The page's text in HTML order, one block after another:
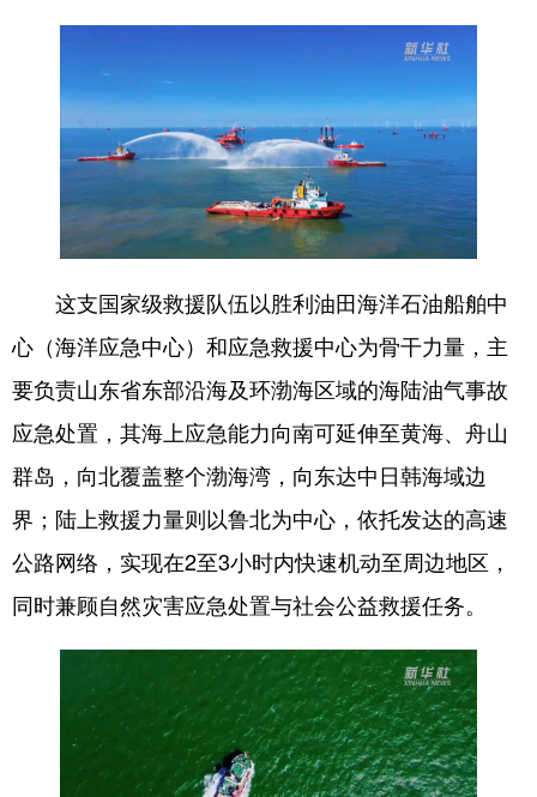
政事 文旅 社会民生 山东产经
健康 微视齐鲁
多语种频道
Deutsch Português
这支国家级救援队伍以胜利油田海洋石油船舶中
心（海洋应急中心）和应急救援中心为骨干力量，主
要负责山东省东部沿海及环渤海区域的海陆油气事故
应急处置，其海上应急能力向南可延伸至黄海、舟山
群岛，向北覆盖整个渤海湾，向东达中日韩海域边
界；陆上救援力量则以鲁北为中心，依托发达的高速
公路网络，实现在2至3小时内快速机动至周边地区，
同时兼顾自然灾害应急处置与社会公益救援任务。